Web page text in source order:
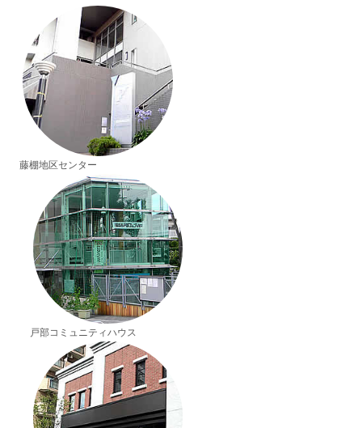
藤棚地区センター
戸部コミュニティハウス